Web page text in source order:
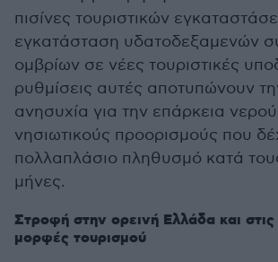
πισίνες τουριστικών
εγκατάσταση υδατοδεξαμενών
ομβρίων σε νέες τουριστικές
ρυθμίσεις αυτές αποτυπώνουν
ανησυχία για την επάρκεια
νησιωτικούς προορισμούς που
πολλαπλάσιο πληθυσμό κατά
μήνες.
Στροφή στην ορεινή Ελλάδα και στις
μορφές τουρισμού